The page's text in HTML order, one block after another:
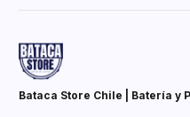
Bataca Store Chile | Batería y